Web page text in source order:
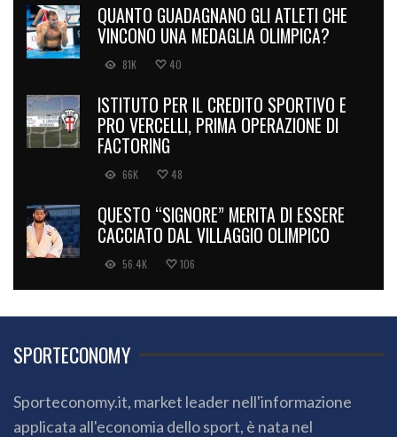
QUANTO GUADAGNANO GLI ATLETI CHE
VINCONO UNA MEDAGLIA OLIMPICA?
81K 40
ISTITUTO PER IL CREDITO SPORTIVO E
PRO VERCELLI, PRIMA OPERAZIONE DI
FACTORING
66K 48
QUESTO “SIGNORE” MERITA DI ESSERE
CACCIATO DAL VILLAGGIO OLIMPICO
56.4K 106
SPORTECONOMY
Sporteconomy.it, market leader nell'informazione
applicata all'economia dello sport, è nata nel